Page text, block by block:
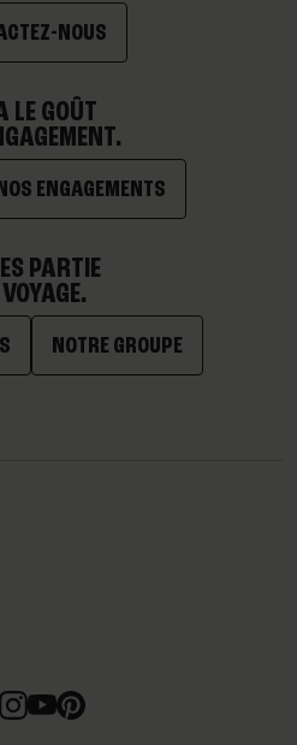
NOUS
LE GOÛT
ENGAGEMENTS
PARTIE
NOTRE GROUPE